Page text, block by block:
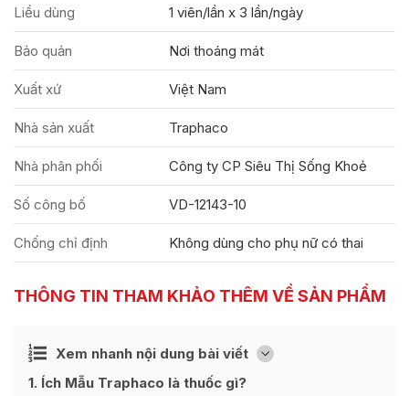
Liều dùng 1 viên/lần x 3 lần/ngày
Bảo quản Nơi thoáng mát
Xuất xứ Việt Nam
Nhà sản xuất Traphaco
Nhà phân phối Công ty CP Siêu Thị Sống Khoẻ
Số công bố VD-12143-10
Chống chỉ định Không dùng cho phụ nữ có thai
THÔNG TIN THAM KHẢO THÊM VỀ SẢN PHẨM
Xem nhanh nội dung bài viết [
Ẩn
1 Ích Mẫu Traphaco là thuốc gì?